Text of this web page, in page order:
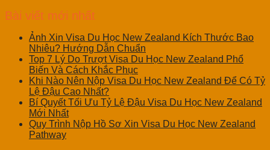
Bài viết mới nhất
Ảnh Xin Visa Du Học New Zealand Kích Thước Bao
Nhiêu? Hướng Dẫn Chuẩn
Top 7 Lý Do Trượt Visa Du Học New Zealand Phổ
Biến Và Cách Khắc Phục
Khi Nào Nên Nộp Visa Du Học New Zealand Để Có Tỷ
Lệ Đậu Cao Nhất?
Bí Quyết Tối Ưu Tỷ Lệ Đậu Visa Du Học New Zealand
Mới Nhất
Quy Trình Nộp Hồ Sơ Xin Visa Du Học New Zealand
Pathway